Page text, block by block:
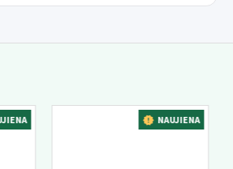
NAUJIENA NAUJIENA